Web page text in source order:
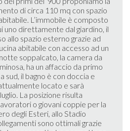
di circa 110 mq con spazio
L’immobile è composto
uno direttamente dal giardino, il
allo spazio esterno grazie ad
abitabile con accesso ad un
soppalcato, la camera da
ha un affaccio da primo
sud, il bagno è con doccia e
locato e sarà
La posizione risulta
o giovani coppie per la
degli Esteri, allo Stadio
sono ottimali grazie